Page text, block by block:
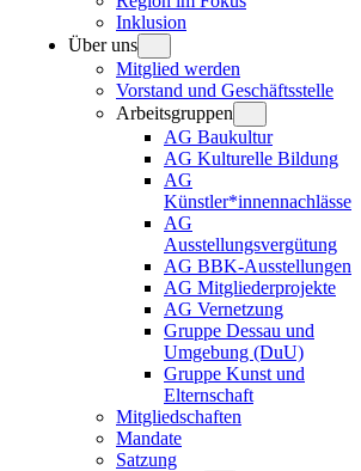
Inklusion
Über uns
Mitglied werden
Vorstand und Geschäftsstelle
Arbeitsgruppen
AG Baukultur
AG Kulturelle Bildung
AG
Künstler*innennachlässe
AG
Ausstellungsvergütung
AG BBK-Ausstellungen
AG Mitgliederprojekte
AG Vernetzung
Gruppe Dessau und
Umgebung (DuU)
Gruppe Kunst und
Elternschaft
Mitgliedschaften
Mandate
Satzung